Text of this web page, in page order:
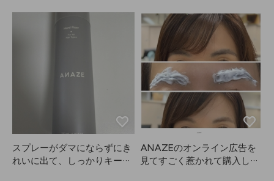
ありますが、ハードタイプは
大事なイベントやパフォーマ
ンスの時にぜひ使ってほしい
です！いろいろなフィクサー
を使ってきましたが、キープ
力、香り、持続力、全部AN
AZEが一番だと思います。笑
頭皮にはつかないように気を
つけて、毎日ではなく週に
2〜3回使っています。
スプレーがダマにならずにき
れいに出て、しっかりキープ
ANAZEのオンライン広告を
見てすごく惹かれて購入しま